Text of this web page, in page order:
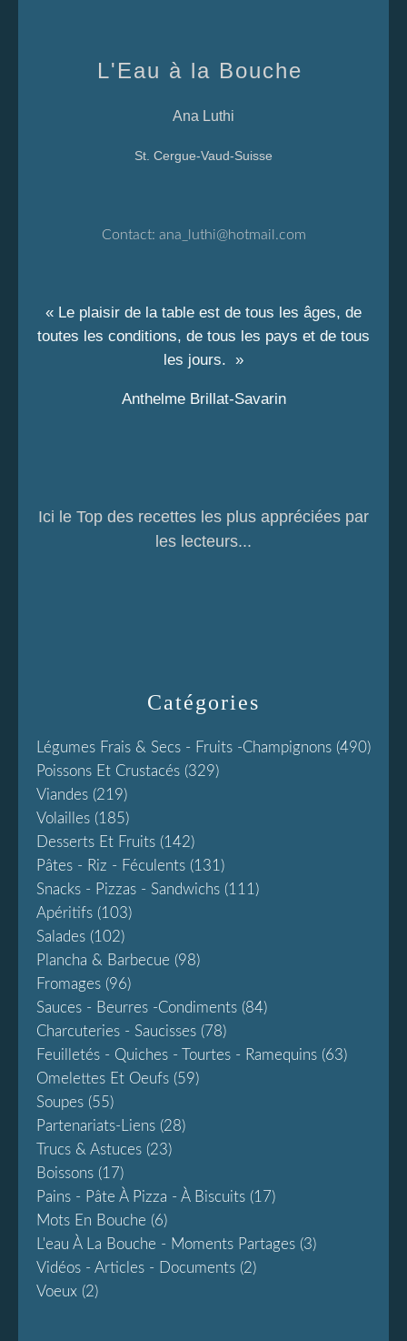
Catégories
Légumes Frais & Secs - Fruits -champignons (490)
Poissons Et Crustacés (329)
Viandes (219)
Volailles (185)
Desserts Et Fruits (142)
Pâtes - Riz - Féculents (131)
Snacks - Pizzas - Sandwichs (111)
Apéritifs (103)
Salades (102)
Plancha & Barbecue (98)
Fromages (96)
Sauces - Beurres -condiments (84)
Charcuteries - Saucisses (78)
Feuilletés - Quiches - Tourtes - Ramequins (63)
Omelettes Et Oeufs (59)
Soupes (55)
Partenariats-Liens (28)
Trucs & Astuces (23)
Boissons (17)
Pains - Pâte À Pizza - À Biscuits (17)
Mots En Bouche (6)
L'eau À La Bouche - Moments Partages (3)
Vidéos - Articles - Documents (2)
Voeux (2)
L'Eau à la Bouche
Ana Luthi
St. Cergue-Vaud-Suisse
Contact: ana_luthi@hotmail.com
« Le plaisir de la table est de tous les âges, de
toutes les conditions, de tous les pays et de tous
les jours. »
Anthelme Brillat-Savarin
Ici le Top des recettes les plus appréciées par
les lecteurs...